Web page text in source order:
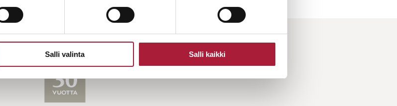
Salli valinta Salli kaikki